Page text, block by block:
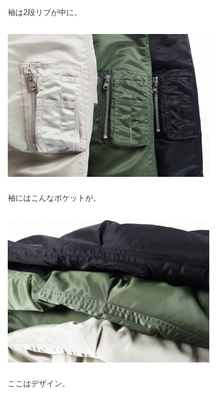
袖は2段リブが中に。
袖にはこんなポケットが。
ここはデザイン。